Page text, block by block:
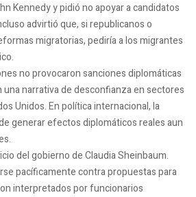
Kennedy y pidió no apoyar a candidatos
advirtió que, si republicanos o
migratorias, pediría a los migrantes
no provocaron sanciones diplomáticas
narrativa de desconfianza en sectores
Unidos. En política internacional, la
generar efectos diplomáticos reales aun
del gobierno de Claudia Sheinbaum.
pacíficamente contra propuestas para
interpretados por funcionarios